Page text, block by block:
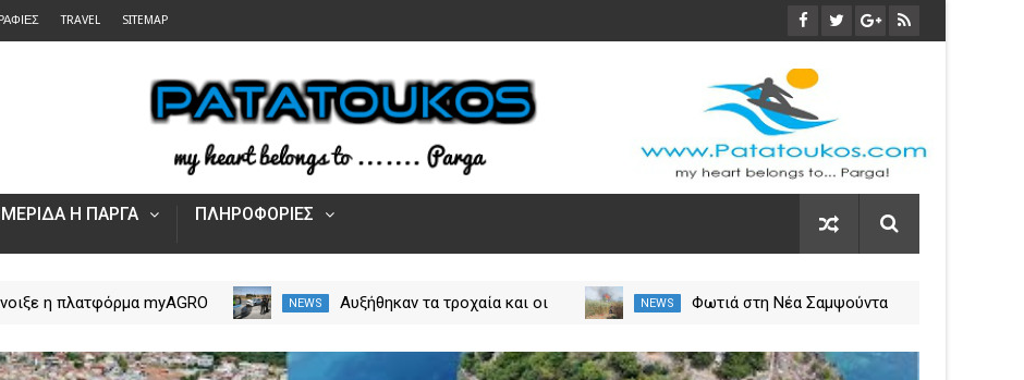
TRAVEL SITEMAP
Η ΠΑΡΓΑ ΠΛΗΡΟΦΟΡΙΕΣ
η πλατφόρμα myAGRO
Αίτηση Ενίσχυσης
NEWS
Αυξήθηκαν τα τροχαία και οι
NEWS
Φωτιά στη Νέα Σαμψούντα
δυνάμεις